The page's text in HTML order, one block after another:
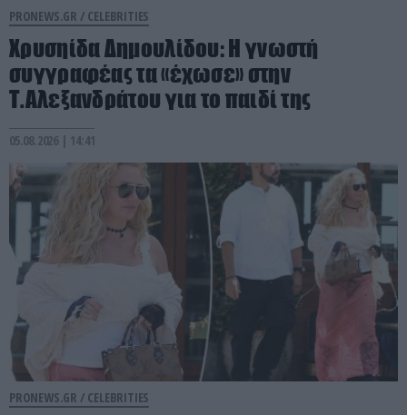
PRONEWS.GR / CELEBRITIES
Χρυσηίδα Δημουλίδου: Η γνωστή
συγγραφέας τα «έχωσε» στην
Τ.Αλεξανδράτου για το παιδί της
05.08.2026 | 14:41
PRONEWS.GR / CELEBRITIES